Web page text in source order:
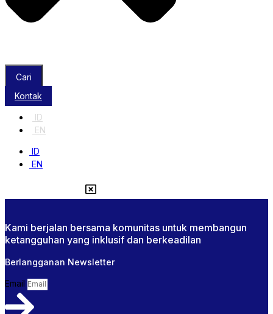
Cari
Kontak
ID
EN
ID
EN
Kami berjalan bersama komunitas untuk membangun
ketangguhan yang inklusif dan berkeadilan
Berlangganan Newsletter
Email